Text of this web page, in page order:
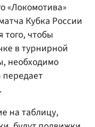
«Локомотива»
Кубка России
того, чтобы
в турнирной
необходимо
передает
на таблицу,